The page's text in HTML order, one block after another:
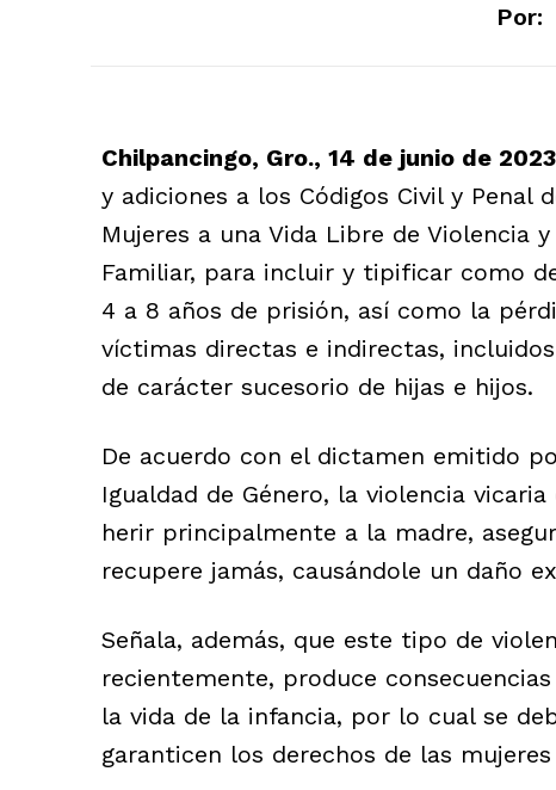
Por:
Chilpancingo, Gro., 14 de junio de
y adiciones a los Códigos Civil y Penal
Mujeres a una Vida Libre de Violencia
Familiar, para incluir y tipificar como
4 a 8 años de prisión, así como la
víctimas directas e indirectas,
de carácter sucesorio de hijas e hijos.
De acuerdo con el dictamen emitido
Igualdad de Género, la violencia
herir principalmente a la madre,
recupere jamás, causándole un daño
Señala, además, que este tipo de
recientemente, produce
la vida de la infancia, por lo cual se
garanticen los derechos de las